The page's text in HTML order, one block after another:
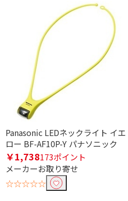
Panasonic LEDネックライト イエ
ロー BF-AF10P-Y パナソニック
￥1,738173ポイント
メーカーお取り寄せ
☆☆☆☆☆
ォン連動機能で絞り込む
ンジ機能で絞り込む
録画機能で絞り込む
ル液晶機能で絞り込む